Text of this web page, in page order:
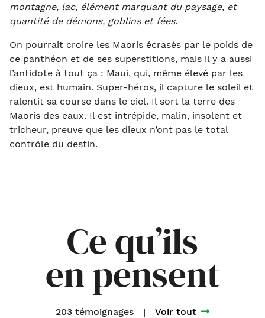
montagne, lac, élément marquant du paysage, et
quantité de démons, goblins et fées.
On pourrait croire les Maoris écrasés par le poids de
ce panthéon et de ses superstitions, mais il y a aussi
l’antidote à tout ça : Maui, qui, même élevé par les
dieux, est humain. Super-héros, il capture le soleil et
ralentit sa course dans le ciel. Il sort la terre des
Maoris des eaux. Il est intrépide, malin, insolent et
tricheur, preuve que les dieux n’ont pas le total
contrôle du destin.
Ce qu’ils
en pensent
203 témoignages | Voir tout